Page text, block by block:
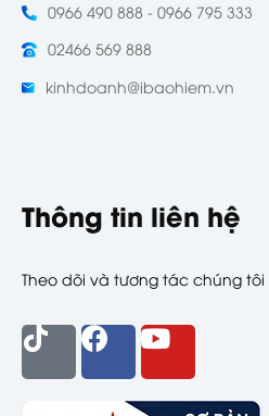
0966 490 888 - 0966 795 333
02466 569 888
kinhdoanh@ibaohiem.vn
Thông tin liên hệ
Theo dõi và tương tác chúng tôi